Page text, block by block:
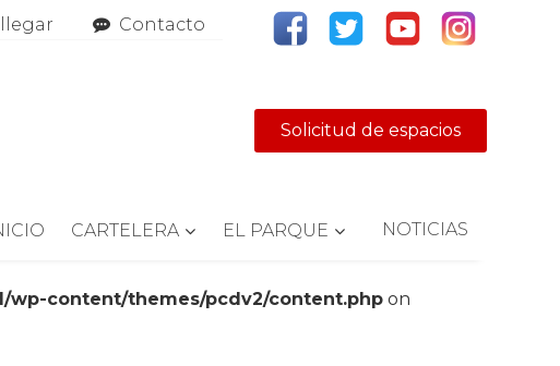
Contacto
Solicitud de espacios
CARTELERA EL PARQUE NOTICIAS
content/themes/pcdv2/content.php on